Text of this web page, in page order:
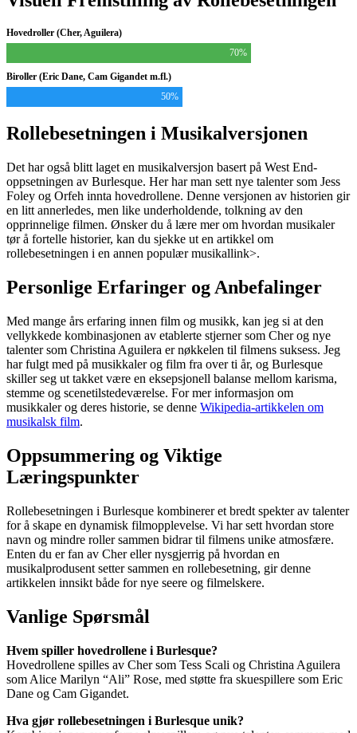
Hovedroller (Cher, Aguilera)
70%
Biroller (Eric Dane, Cam Gigandet m.fl.)
50%
Rollebesetningen i Musikalversjonen
Det har også blitt laget en musikalversjon basert på West End-
oppsetningen av Burlesque. Her har man sett nye talenter som Jess
Foley og Orfeh innta hovedrollene. Denne versjonen av historien gir
en litt annerledes, men like underholdende, tolkning av den
opprinnelige filmen. Ønsker du å lære mer om hvordan musikaler
tør å fortelle historier, kan du sjekke ut en artikkel om
rollebesetningen i en annen populær musikallink>.
Personlige Erfaringer og Anbefalinger
Med mange års erfaring innen film og musikk, kan jeg si at den
vellykkede kombinasjonen av etablerte stjerner som Cher og nye
talenter som Christina Aguilera er nøkkelen til filmens suksess. Jeg
har fulgt med på musikkaler og film fra over ti år, og Burlesque
skiller seg ut takket være en eksepsjonell balanse mellom karisma,
stemme og scenetilstedeværelse. For mer informasjon om
musikkaler og deres historie, se denne Wikipedia-artikkelen om
musikalsk film.
Oppsummering og Viktige
Læringspunkter
Rollebesetningen i Burlesque kombinerer et bredt spekter av talenter
for å skape en dynamisk filmopplevelse. Vi har sett hvordan store
navn og mindre roller sammen bidrar til filmens unike atmosfære.
Enten du er fan av Cher eller nysgjerrig på hvordan en
musikalprodusent setter sammen en rollebesetning, gir denne
artikkelen innsikt både for nye seere og filmelskere.
Vanlige Spørsmål
Hvem spiller hovedrollene i Burlesque?
Hovedrollene spilles av Cher som Tess Scali og Christina Aguilera
som Alice Marilyn “Ali” Rose, med støtte fra skuespillere som Eric
Dane og Cam Gigandet.
Hva gjør rollebesetningen i Burlesque unik?